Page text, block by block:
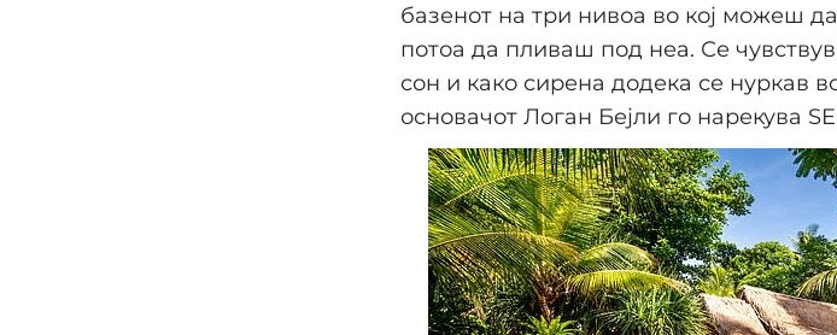
базенот на три нивоа во кој можеш
потоа да пливаш под неа. Се
сон и како сирена додека се нуркав
основачот Логан Бејли го нарекува